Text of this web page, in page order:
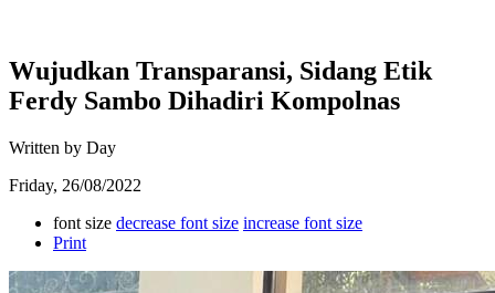
Wujudkan Transparansi, Sidang Etik
Ferdy Sambo Dihadiri Kompolnas
Written by Day
Friday, 26/08/2022
font size decrease font size increase font size
Print